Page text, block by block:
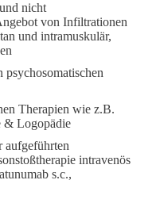
nicht
von Infiltrationen
und intramuskulär,
Therapien wie z.B.
& Logopädie
aufgeführten
intravenös
s.c.,